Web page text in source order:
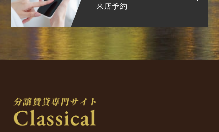
来店予約